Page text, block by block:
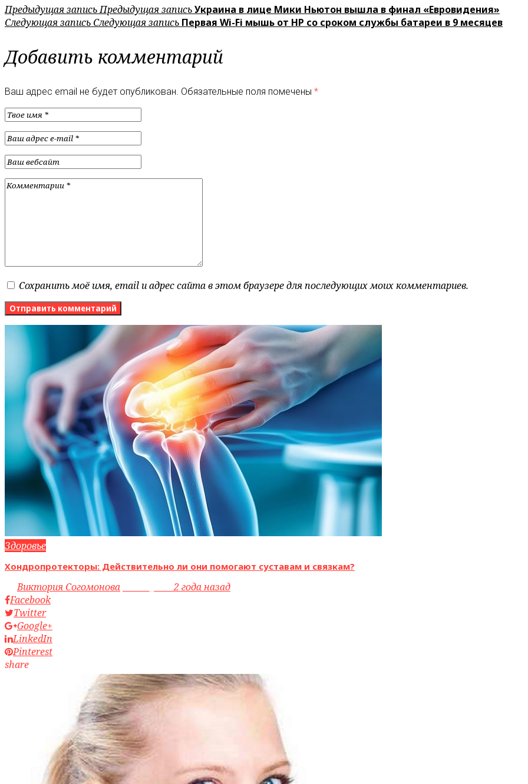
Предыдущая записьПредыдущая записьУкраина в лице Мики Ньютон вышла в финал «Евровидения»
Следующая запись Следующая запись Первая Wi-Fi мышь от HP со сроком службы батареи в 9 месяцев
Добавить комментарий
Ваш адрес email не будет опубликован. Обязательные поля помечены *
Сохранить моё имя, email и адрес сайта в этом браузере для последующих моих комментариев.
Здоровье
Хондропротекторы: Действительно ли они помогают суставам и связкам?
byВиктория Согомонова access_time2 года назад
Facebook
Twitter
Google+
LinkedIn
Pinterest
share